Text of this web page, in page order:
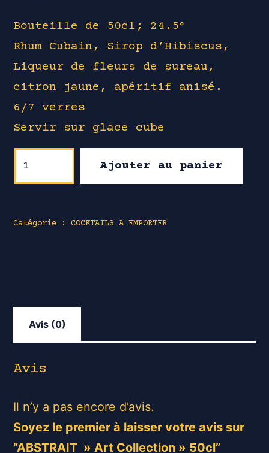
Bouteille de 50cl; 24.5°
Rhum Cubain, Sirop d’Hibiscus,
Liqueur de fleurs de sureau,
citron jaune, apéritif anisé.
6/7 verres
Servir sur glace cube
Art
Ajouter au panier
Catégorie :COCKTAILS A EMPORTER
Avis (0)
Avis
Il n’y a pas encore d’avis.
Soyez le premier à laisser votre avis sur
“ABSTRAIT » Art Collection » 50cl”